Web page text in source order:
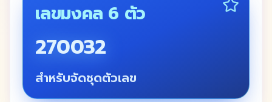
เลขมงคล 6 ตัว
270032
สำหรับจัดชุดตัวเลข